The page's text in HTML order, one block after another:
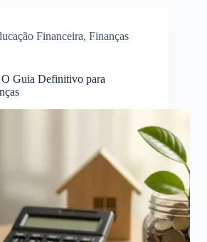
Financeira, Finanças
O Guia Definitivo para